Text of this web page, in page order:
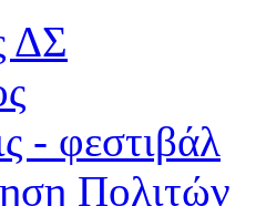
ΔΣ
- φεστιβάλ
Πολιτών